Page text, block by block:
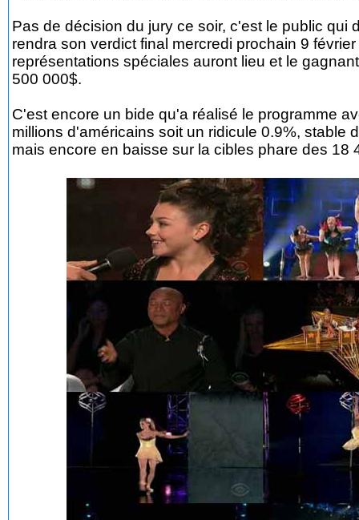
Pas de décision du jury ce soir, c'est le public qui
rendra son verdict final mercredi prochain 9
représentations spéciales auront lieu et le
500 000$.
C'est encore un bide qu'a réalisé le programme
millions d'américains soit un ridicule 0.9%, stable
mais encore en baisse sur la cibles phare des 18